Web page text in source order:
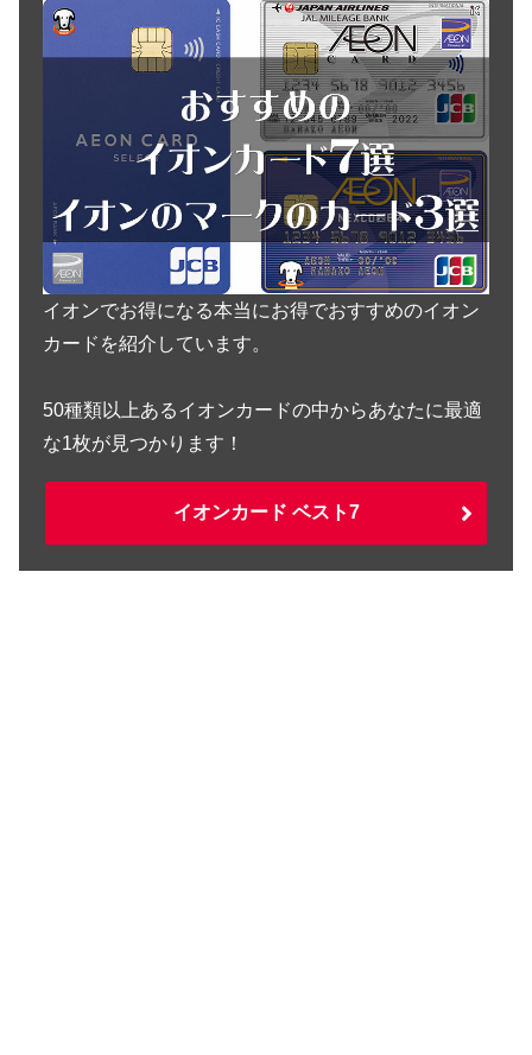
イオンでお得になる本当にお得でおすすめのイオン
カードを紹介しています。
50種類以上あるイオンカードの中からあなたに最適
な1枚が見つかります！
イオンカード ベスト7